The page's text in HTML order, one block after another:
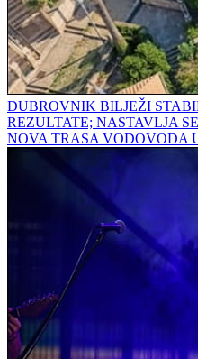
DUBROVNIK BILJEŽI
REZULTATE; NASTAVLJA
NOVA TRASA VODOVODA